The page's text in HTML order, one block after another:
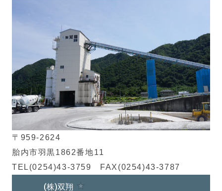
〒959-2624
胎内市羽黒1862番地11
TEL(0254)43-3759 FAX(0254)43-3787